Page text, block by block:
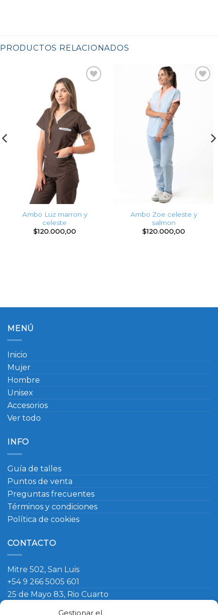
Gestionar el
PRODUCTOS RELACIONADOS
Favoritos
Ambo Luz marron y
celeste
$120.000,00
Favoritos
Ambo Zoe celeste y
salmon
$120.000,00
MENÚ
Inicio
Mujer
Hombre
Unisex
Accesorios
Ver todo
INFO
Guía de talles
Puntos de venta
Preguntas frecuentes
Términos y condiciones
Política de cookies
CONTACTO
Mitre 502, San Luis
+54 9 266 5005 601
25 de Mayo 83, Rio Cuarto